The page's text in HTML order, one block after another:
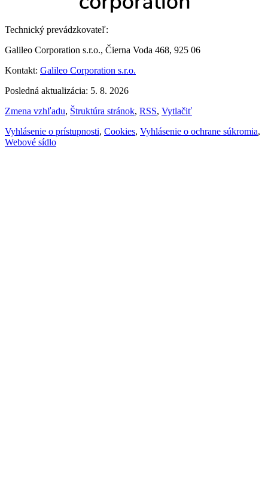
Technický prevádzkovateľ:
Galileo Corporation s.r.o., Čierna Voda 468, 925 06
Kontakt: Galileo Corporation s.r.o.
Posledná aktualizácia: 5. 8. 2026
Zmena vzhľadu, Štruktúra stránok, RSS, Vytlačiť
Vyhlásenie o prístupnosti, Cookies, Vyhlásenie o ochrane súkromia,
Webové sídlo